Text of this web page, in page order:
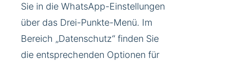
Sie in die WhatsApp-Einstellungen
über das Drei-Punkte-Menü. Im
Bereich „Datenschutz“ finden Sie
die entsprechenden Optionen für